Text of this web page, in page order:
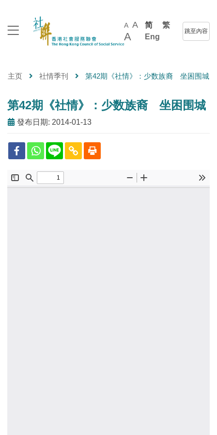
A A
A
简
繁
Eng
跳至內容
主页 社情季刊 第42期《社情》：少数族裔 坐困围城
第42期《社情》：少数族裔 坐困围城
發布日期: 2014-01-13